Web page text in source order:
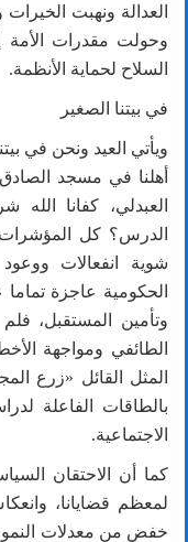
العدالة ونهبت
وحولت مقدرات الأمة
السلاح لحماية الأنظمة.
في بيتنا الصغير
ويأتي العيد ونحن في
أهلنا في مسجد
العبدلي، كفانا الله
الدرس؟ كل المؤشرات
شوية انفعالات
الحكومية عاجزة
وتأمين المستقبل،
الطائفي ومواجهة
المثل القائل «زرع
بالطاقات الفاعلة
الاجتماعية.
كما أن الاحتقان
لمعظم قضايانا،
خفض من معدلات النمو